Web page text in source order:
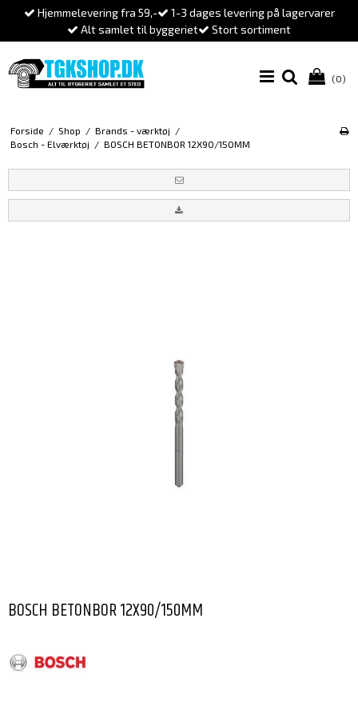
Hjemmelevering fra 59,-
1-3 dages levering på lagervarer
Alt samlet til byggeriet
Stort sortiment
(0)
Forside / Shop / Brands - værktøj /
Bosch - Elværktøj / BOSCH BETONBOR 12X90/150MM
BOSCH BETONBOR 12X90/150MM